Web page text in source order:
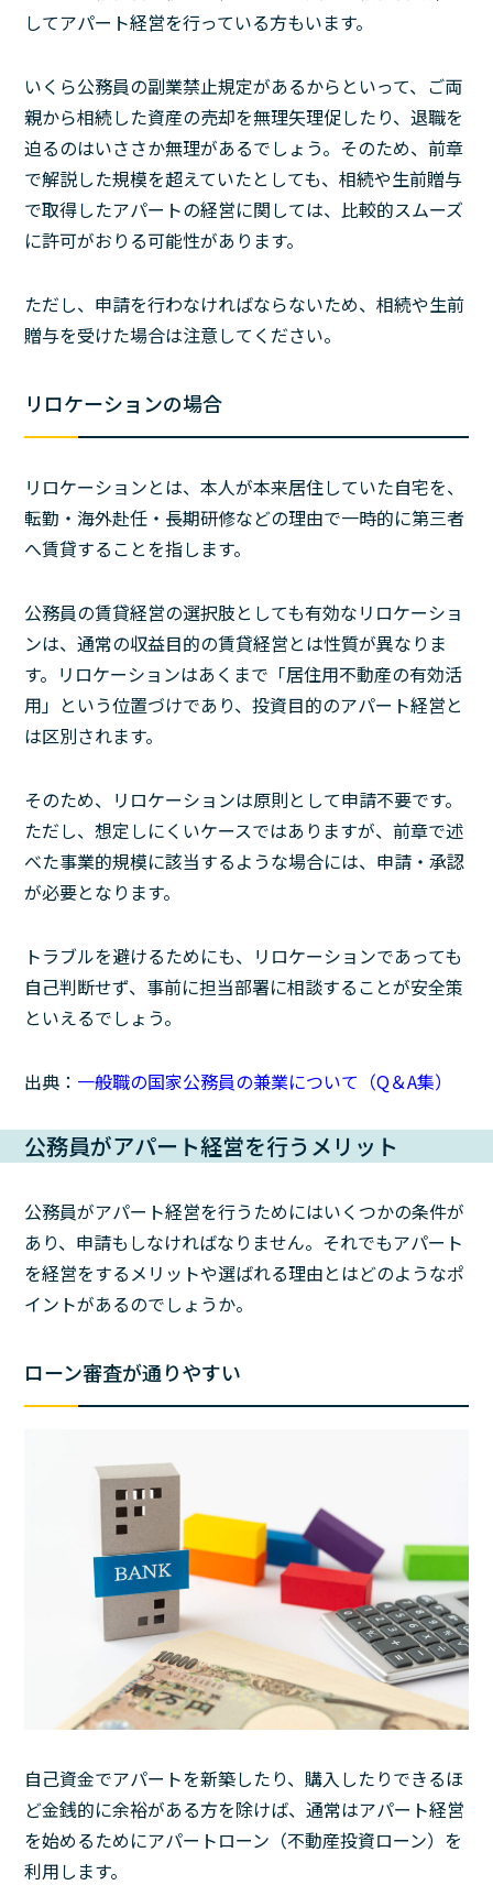
してアパート経営を行っている方もいます。
いくら公務員の副業禁止規定があるからといって、ご両
親から相続した資産の売却を無理矢理促したり、退職を
迫るのはいささか無理があるでしょう。そのため、前章
で解説した規模を超えていたとしても、相続や生前贈与
で取得したアパートの経営に関しては、比較的スムーズ
に許可がおりる可能性があります。
ただし、申請を行わなければならないため、相続や生前
贈与を受けた場合は注意してください。
リロケーションの場合
リロケーションとは、本人が本来居住していた自宅を、
転勤・海外赴任・長期研修などの理由で一時的に第三者
へ賃貸することを指します。
公務員の賃貸経営の選択肢としても有効なリロケーショ
ンは、通常の収益目的の賃貸経営とは性質が異なりま
す。リロケーションはあくまで「居住用不動産の有効活
用」という位置づけであり、投資目的のアパート経営と
は区別されます。
そのため、リロケーションは原則として申請不要です。
ただし、想定しにくいケースではありますが、前章で述
べた事業的規模に該当するような場合には、申請・承認
が必要となります。
トラブルを避けるためにも、リロケーションであっても
自己判断せず、事前に担当部署に相談することが安全策
といえるでしょう。
出典： 一般職の国家公務員の兼業について（Q＆A集）
公務員がアパート経営を行うメリット
公務員がアパート経営を行うためにはいくつかの条件が
あり、申請もしなければなりません。それでもアパート
を経営をするメリットや選ばれる理由とはどのようなポ
イントがあるのでしょうか。
ローン審査が通りやすい
自己資金でアパートを新築したり、購入したりできるほ
ど金銭的に余裕がある方を除けば、通常はアパート経営
を始めるためにアパートローン（不動産投資ローン）を
利用します。